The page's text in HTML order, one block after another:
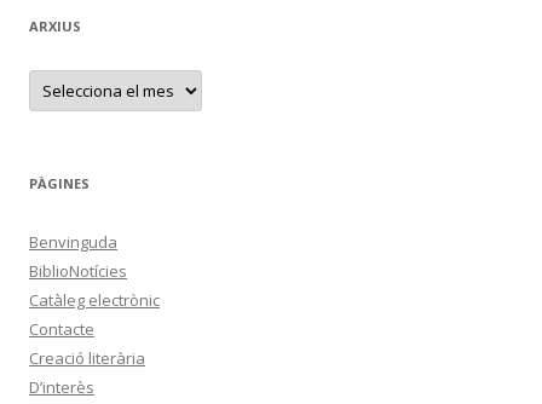
ARXIUS
A
x
PÀGINES
Benvinguda
BiblioNotícies
Catàleg electrònic
Contacte
Creació literària
D’interès